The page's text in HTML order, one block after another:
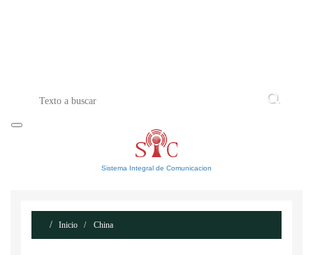
Sistema Integral de Comunicacion
Inicio China